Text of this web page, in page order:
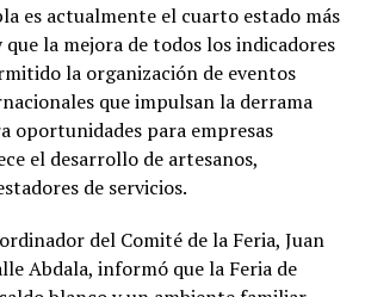
es actualmente el cuarto estado más
la mejora de todos los indicadores
la organización de eventos
que impulsan la derrama
oportunidades para empresas
el desarrollo de artesanos,
de servicios.
del Comité de la Feria, Juan
Abdala, informó que la Feria de